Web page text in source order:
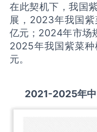
在此契机下，我国
展，2023年我国
亿元；2024年市场
2025年我国紫菜
元。
2021-2025年